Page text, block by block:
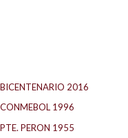
2016
1996
PERON 1955